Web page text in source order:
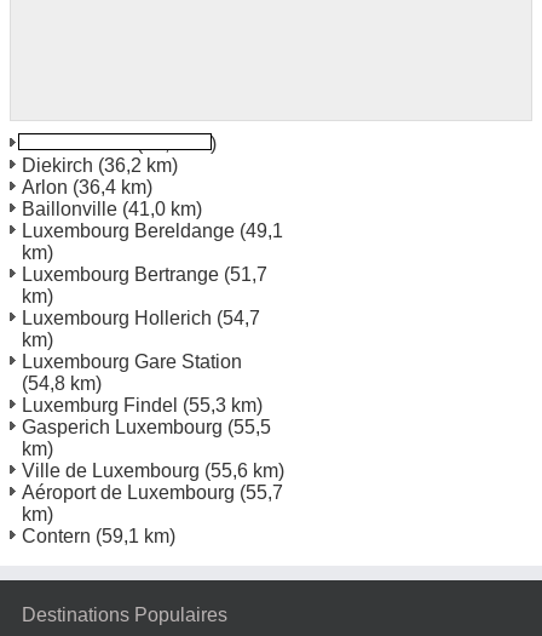
(24,5 km)
Diekirch (36,2 km)
Arlon (36,4 km)
Baillonville (41,0 km)
Luxembourg Bereldange (49,1
km)
Luxembourg Bertrange (51,7
km)
Luxembourg Hollerich (54,7
km)
Luxembourg Gare Station
(54,8 km)
Luxemburg Findel (55,3 km)
Gasperich Luxembourg (55,5
km)
Ville de Luxembourg (55,6 km)
Aéroport de Luxembourg (55,7
km)
Contern (59,1 km)
Destinations Populaires